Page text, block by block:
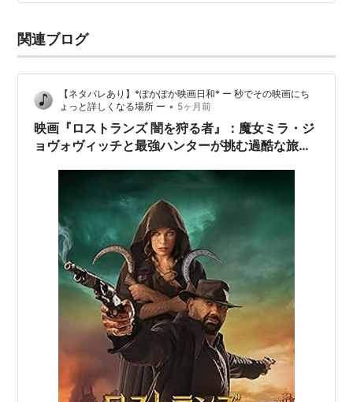
は割れている …
関連ブログ
【ネタバレあり】*ぽかぽか映画日和* ー 秒でその映画にち
ょっと詳しくなる場所 ー • 5ヶ月前
映画『ロストランズ 闇を狩る者』：魔女ミラ・ジ
ョヴォヴィッチと最強ハンターが挑む過酷な旅！